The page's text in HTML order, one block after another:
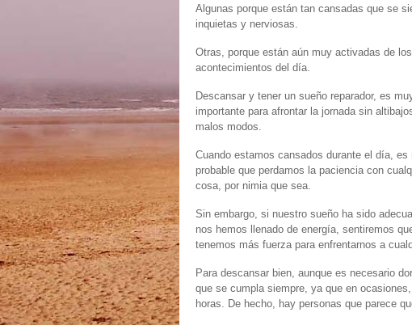
Algunas porque están tan cansadas que se
inquietas y nerviosas.
Otras, porque están aún muy activadas de los
acontecimientos del día.
Descansar y tener un sueño reparador, es
importante para afrontar la jornada sin
malos modos.
Cuando estamos cansados durante el día, es
probable que perdamos la paciencia con
cosa, por nimia que sea.
Sin embargo, si nuestro sueño ha sido
nos hemos llenado de energía, sentiremos
tenemos más fuerza para enfrentarnos a
Para descansar bien, aunque es necesario
que se cumpla siempre, ya que en
horas. De hecho, hay personas que parece